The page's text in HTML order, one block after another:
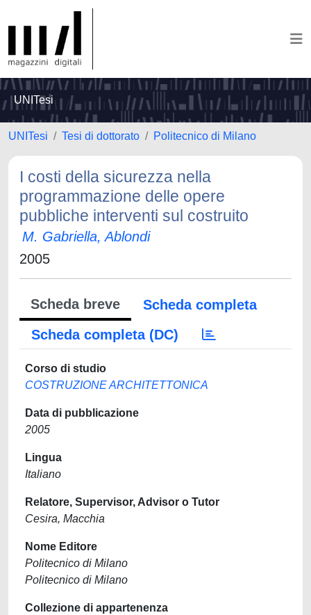
UNITesi
UNITesi Tesi di dottorato Politecnico di Milano
I costi della sicurezza nella
programmazione delle opere
pubbliche interventi sul costruito
M. Gabriella, Ablondi
2005
Scheda breve
Scheda completa
Scheda completa (DC)
Corso di studio
COSTRUZIONE ARCHITETTONICA
Data di pubblicazione
2005
Lingua
Italiano
Relatore, Supervisor, Advisor o Tutor
Cesira, Macchia
Nome Editore
Politecnico di Milano
Politecnico di Milano
Collezione di appartenenza